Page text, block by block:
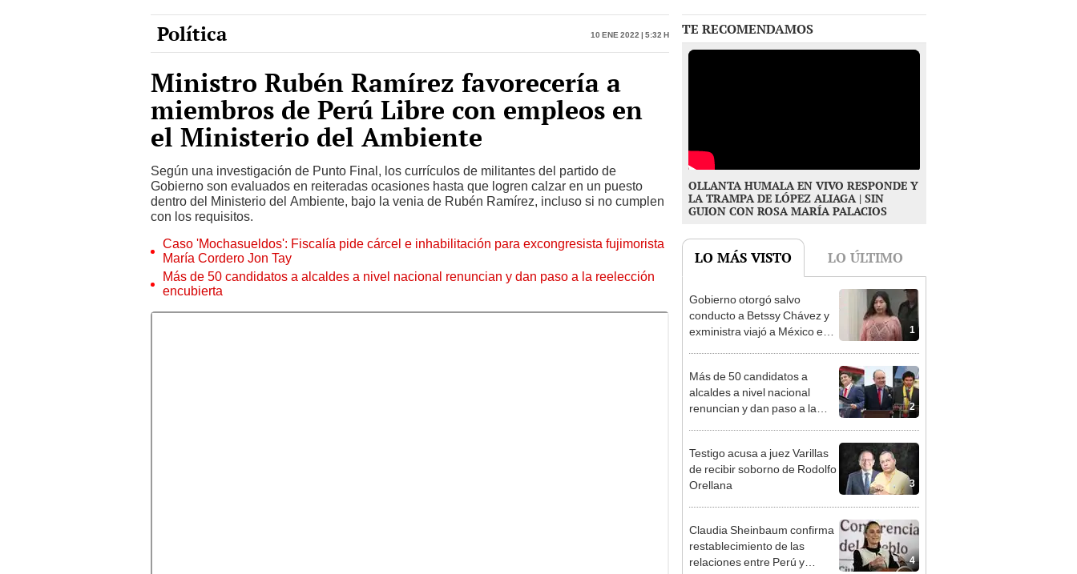
Política 10 Ene 2022 | 5:32 h
Ministro Rubén Ramírez favorecería a
miembros de Perú Libre con empleos en
el Ministerio del Ambiente
Según una investigación de Punto Final, los currículos de militantes del partido de
Gobierno son evaluados en reiteradas ocasiones hasta que logren calzar en un puesto
dentro del Ministerio del Ambiente, bajo la venia de Rubén Ramírez, incluso si no cumplen
con los requisitos.
Caso 'Mochasueldos': Fiscalía pide cárcel e inhabilitación para excongresista fujimorista
María Cordero Jon Tay
Más de 50 candidatos a alcaldes a nivel nacional renuncian y dan paso a la reelección
encubierta
TE RECOMENDAMOS
OLLANTA HUMALA EN VIVO RESPONDE Y
LA TRAMPA DE LÓPEZ ALIAGA | SIN
GUION CON ROSA MARÍA PALACIOS
LO MÁS VISTO LO ÚLTIMO
1
Gobierno otorgó salvo
conducto a Betssy Chávez y
exministra viajó a México en
2
Más de 50 candidatos a
alcaldes a nivel nacional
renuncian y dan paso a la
3
Testigo acusa a juez Varillas
de recibir soborno de Rodolfo
Orellana
4
Claudia Sheinbaum confirma
restablecimiento de las
relaciones entre Perú y